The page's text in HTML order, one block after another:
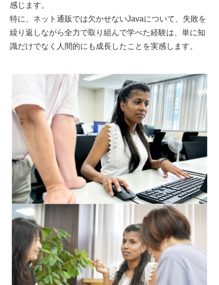
感じます。
特に、ネット通販では欠かせないJavaについて、失敗を
繰り返しながら全力で取り組んで学べた経験は、単に知
識だけでなく人間的にも成長したことを実感します。